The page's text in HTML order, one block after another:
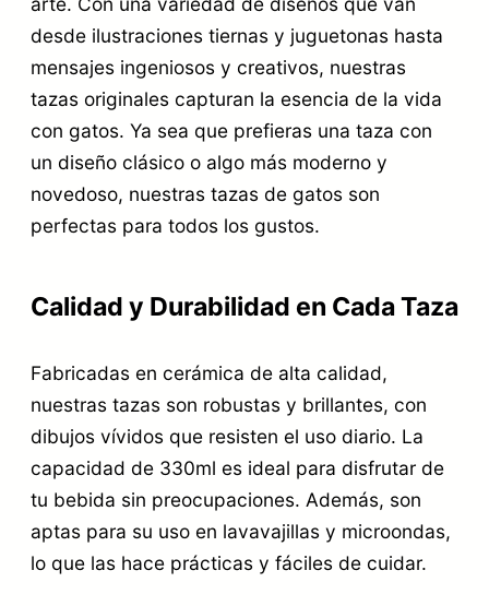
desde ilustraciones tiernas y juguetonas hasta
mensajes ingeniosos y creativos, nuestras
tazas originales capturan la esencia de la vida
con gatos. Ya sea que prefieras una taza con
un diseño clásico o algo más moderno y
novedoso, nuestras tazas de gatos son
perfectas para todos los gustos.
Calidad y Durabilidad en Cada Taza
Fabricadas en cerámica de alta calidad,
nuestras tazas son robustas y brillantes, con
dibujos vívidos que resisten el uso diario. La
capacidad de 330ml es ideal para disfrutar de
tu bebida sin preocupaciones. Además, son
aptas para su uso en lavavajillas y microondas,
lo que las hace prácticas y fáciles de cuidar.